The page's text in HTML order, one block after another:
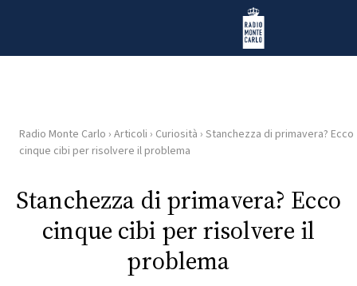
Radio Monte Carlo
HOME
RADIO
WEB
Radio Monte Carlo › Articoli › Curiosità › Stanchezza di primavera? Ecco
cinque cibi per risolvere il problema
Stanchezza di primavera? Ecco
cinque cibi per risolvere il
problema